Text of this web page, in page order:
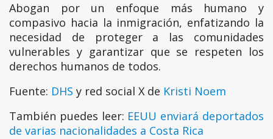
Abogan por un enfoque más humano y
compasivo hacia la inmigración, enfatizando la
necesidad de proteger a las comunidades
vulnerables y garantizar que se respeten los
derechos humanos de todos.
Fuente: DHS y red social X de Kristi Noem
También puedes leer: EEUU enviará deportados
de varias nacionalidades a Costa Rica